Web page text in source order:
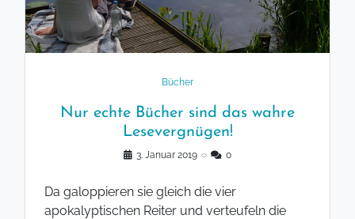
Bücher
Nur echte Bücher sind das wahre
Lesevergnügen!
3. Januar 2019 ◌ 0
Da galoppieren sie gleich die vier
apokalyptischen Reiter und verteufeln die